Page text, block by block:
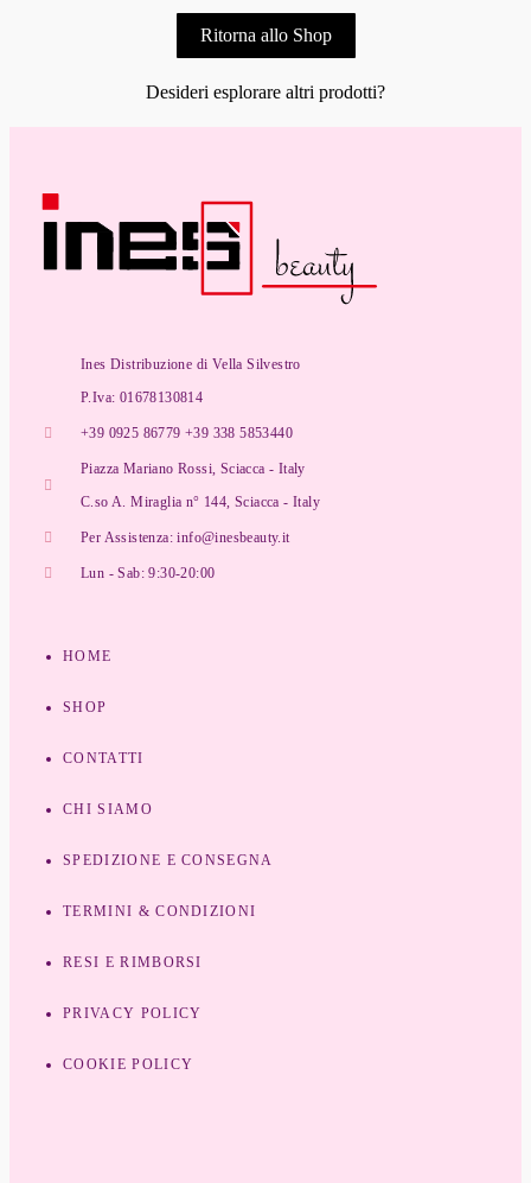
Ritorna allo Shop
Desideri esplorare altri prodotti?
Ines Distribuzione di Vella Silvestro
P.Iva: 01678130814
+39 0925 86779 +39 338 5853440
Piazza Mariano Rossi, Sciacca - Italy
C.so A. Miraglia n° 144, Sciacca - Italy
Per Assistenza: info@inesbeauty.it
Lun - Sab: 9:30-20:00
HOME
SHOP
CONTATTI
CHI SIAMO
SPEDIZIONE E CONSEGNA
TERMINI & CONDIZIONI
RESI E RIMBORSI
PRIVACY POLICY
COOKIE POLICY